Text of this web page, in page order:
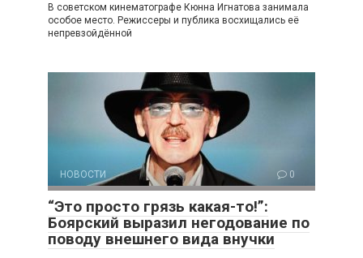
В советском кинематографе Кюнна Игнатова занимала
особое место. Режиссеры и публика восхищались её
непревзойдённой
НОВОСТИ 0
“Это просто грязь какая-то!”:
Боярский выразил негодование по
поводу внешнего вида внучки